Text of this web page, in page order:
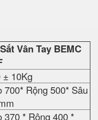
Vân Tay BEMC
± 10Kg
700* Rộng 500* Sâu
370 * Rộng 400 *